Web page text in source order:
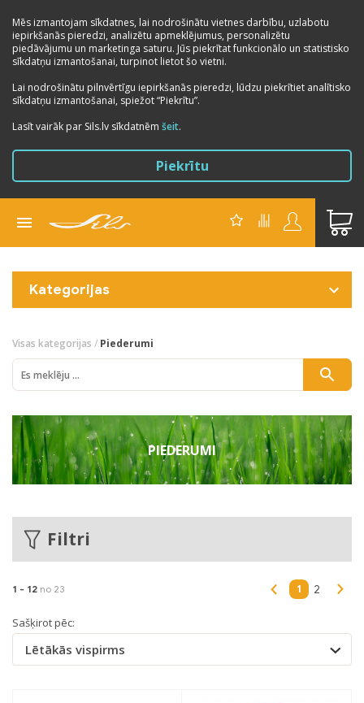
Mēs izmantojam sīkdatnes, lai nodrošinātu vietnes darbību, uzlabotu
iepirkšanās pieredzi, analizētu apmeklējumus, personalizētu
piedāvājumu un marketinga saturu. Jūs piekrītat funkcionālo un statistisko
sīkdatņu izmantošanai, turpinot lietot šo vietni.
Lai nodrošinātu pilnvērtīgu iepirkšanās pieredzi, lūdzu piekrītiet analītisko
sīkdatņu izmantošanai, spiežot “Piekrītu”.
Lasīt vairāk par Sils.lv sīkdatnēm šeit.
Piekrītu
Kategorijas
Visas kategorijas / Piederumi
PIEDERUMI
Filtri
1 - 12 no 23 1 2
Sašķirot pēc:
Lētākās vispirms